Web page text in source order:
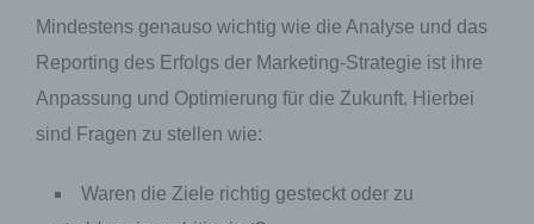
Mindestens genauso wichtig wie die Analyse und das
Reporting des Erfolgs der Marketing-Strategie ist ihre
Anpassung und Optimierung für die Zukunft. Hierbei
sind Fragen zu stellen wie:
Waren die Ziele richtig gesteckt oder zu
des Benutzers abgelegten Cookie übernommen
wird. Ein weiteres Beispiel ist das Cookie eines
Warenkorbes im Online-Shop. Der Online-Shop
merkt sich die Artikel, die ein Kunde in den
virtuellen Warenkorb gelegt hat, über ein Cookie.
Cookies durch unsere Internetseite jederzeit